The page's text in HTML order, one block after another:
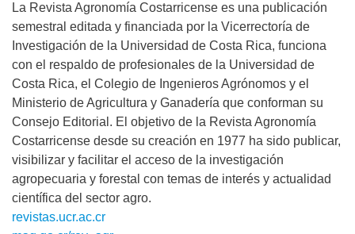
La Revista Agronomía Costarricense es una publicación
semestral editada y financiada por la Vicerrectoría de
Investigación de la Universidad de Costa Rica, funciona
con el respaldo de profesionales de la Universidad de
Costa Rica, el Colegio de Ingenieros Agrónomos y el
Ministerio de Agricultura y Ganadería que conforman su
Consejo Editorial. El objetivo de la Revista Agronomía
Costarricense desde su creación en 1977 ha sido publicar,
visibilizar y facilitar el acceso de la investigación
agropecuaria y forestal con temas de interés y actualidad
científica del sector agro.
revistas.ucr.ac.cr